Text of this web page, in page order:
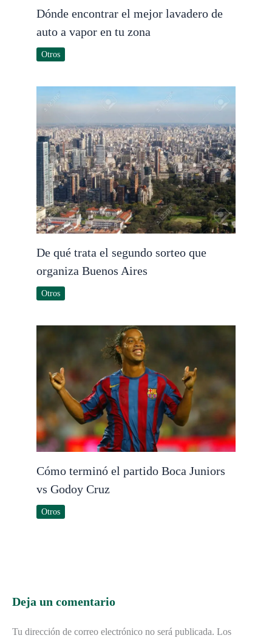
Dónde encontrar el mejor lavadero de
auto a vapor en tu zona
Otros
De qué trata el segundo sorteo que
organiza Buenos Aires
Otros
Cómo terminó el partido Boca Juniors
vs Godoy Cruz
Otros
Deja un comentario
Tu dirección de correo electrónico no será publicada. Los